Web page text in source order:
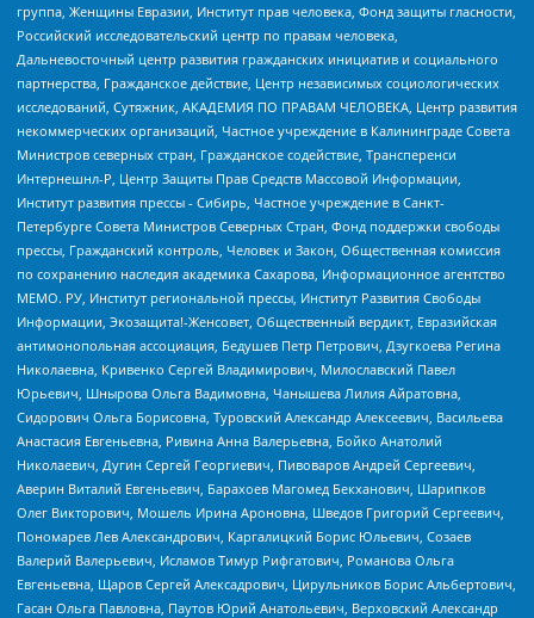
группа, Женщины Евразии, Институт прав человека, Фонд защиты гласности,
Российский исследовательский центр по правам человека,
Дальневосточный центр развития гражданских инициатив и социального
партнерства, Гражданское действие, Центр независимых социологических
исследований, Сутяжник, АКАДЕМИЯ ПО ПРАВАМ ЧЕЛОВЕКА, Центр развития
некоммерческих организаций, Частное учреждение в Калининграде Совета
Министров северных стран, Гражданское содействие, Трансперенси
Интернешнл-Р, Центр Защиты Прав Средств Массовой Информации,
Институт развития прессы - Сибирь, Частное учреждение в Санкт-
Петербурге Совета Министров Северных Стран, Фонд поддержки свободы
прессы, Гражданский контроль, Человек и Закон, Общественная комиссия
по сохранению наследия академика Сахарова, Информационное агентство
МЕМО. РУ, Институт региональной прессы, Институт Развития Свободы
Информации, Экозащита!-Женсовет, Общественный вердикт, Евразийская
антимонопольная ассоциация, Бедушев Петр Петрович, Дзугкоева Регина
Николаевна, Кривенко Сергей Владимирович, Милославский Павел
Юрьевич, Шнырова Ольга Вадимовна, Чанышева Лилия Айратовна,
Сидорович Ольга Борисовна, Туровский Александр Алексеевич, Васильева
Анастасия Евгеньевна, Ривина Анна Валерьевна, Бойко Анатолий
Николаевич, Дугин Сергей Георгиевич, Пивоваров Андрей Сергеевич,
Аверин Виталий Евгеньевич, Барахоев Магомед Бекханович, Шарипков
Олег Викторович, Мошель Ирина Ароновна, Шведов Григорий Сергеевич,
Пономарев Лев Александрович, Каргалицкий Борис Юльевич, Созаев
Валерий Валерьевич, Исламов Тимур Рифгатович, Романова Ольга
Евгеньевна, Щаров Сергей Алексадрович, Цирульников Борис Альбертович,
Гасан Ольга Павловна, Паутов Юрий Анатольевич, Верховский Александр